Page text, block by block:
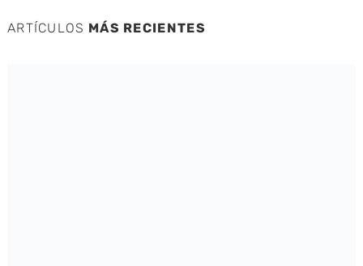
ARTÍCULOS MÁS RECIENTES